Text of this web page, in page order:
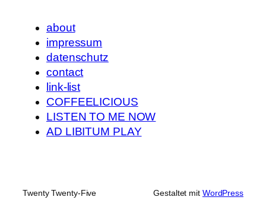
about
impressum
datenschutz
contact
link-list
COFFEELICIOUS
LISTEN TO ME NOW
AD LIBITUM PLAY
Twenty Twenty-Five Gestaltet mit WordPress